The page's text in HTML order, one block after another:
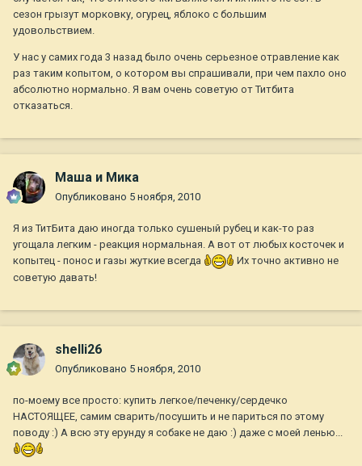
сезон грызут морковку, огурец, яблоко с большим
удовольствием.
У нас у самих года 3 назад было очень серьезное отравление как
раз таким копытом, о котором вы спрашивали, при чем пахло оно
абсолютно нормально. Я вам очень советую от Титбита
отказаться.
Маша и Мика
Опубликовано 5 ноября, 2010
Я из ТитБита даю иногда только сушеный рубец и как-то раз
угощала легким - реакция нормальная. А вот от любых косточек и
копытец - понос и газы жуткие всегда
Их точно активно не
советую давать!
shelli26
Опубликовано 5 ноября, 2010
по-моему все просто: купить легкое/печенку/сердечко
НАСТОЯЩЕЕ, самим сварить/посушить и не париться по этому
поводу :) А всю эту ерунду я собаке не даю :) даже с моей ленью...